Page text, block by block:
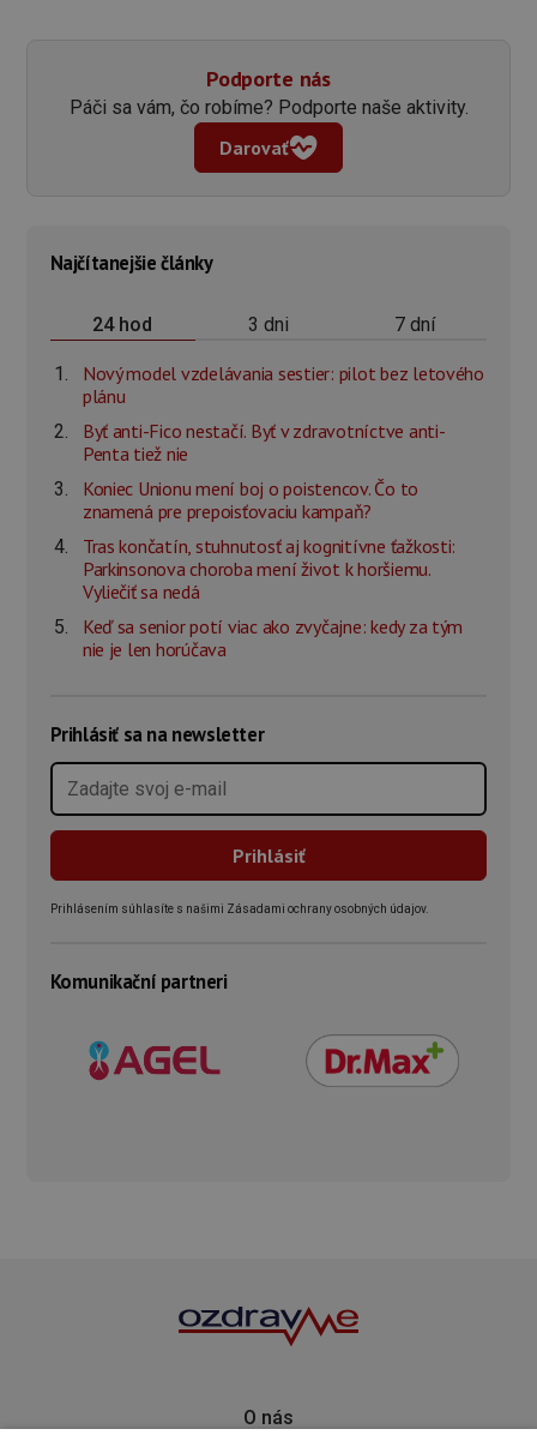
Podporte nás
Páči sa vám, čo robíme? Podporte naše aktivity.
Darovať
Najčítanejšie články
24 hod 3 dni 7 dní
Nový model vzdelávania sestier: pilot bez letového
plánu
Byť anti-Fico nestačí. Byť v zdravotníctve anti-
Penta tiež nie
Koniec Unionu mení boj o poistencov. Čo to
znamená pre prepoisťovaciu kampaň?
Tras končatín, stuhnutosť aj kognitívne ťažkosti:
Parkinsonova choroba mení život k horšiemu.
Vyliečiť sa nedá
Keď sa senior potí viac ako zvyčajne: kedy za tým
nie je len horúčava
Prihlásiť sa na newsletter
Prihlásením súhlasíte s našimi Zásadami ochrany osobných údajov.
Komunikační partneri
O nás